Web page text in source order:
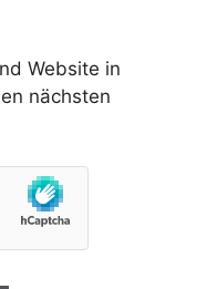
Website in
nächsten